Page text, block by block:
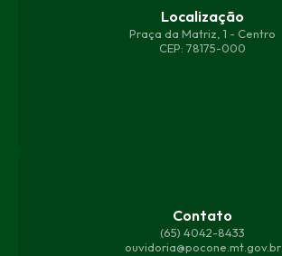
Localização
Praça da Matriz, 1 - Centro
CEP: 78175-000
Contato
(65) 4042-8433
ouvidoria@pocone.mt.gov.br